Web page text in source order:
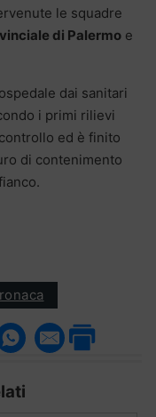
le squadre
di Palermo e
dai sanitari
i primi rilievi
ed è finito
di contenimento